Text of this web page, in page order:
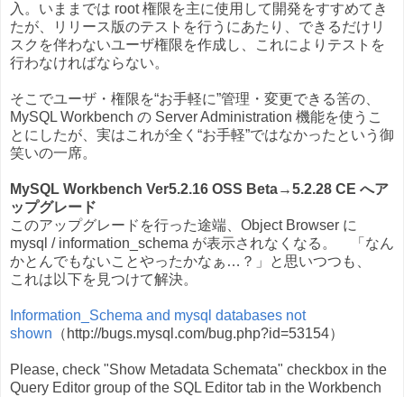
入。いままでは root 権限を主に使用して開発をすすめてき
たが、リリース版のテストを行うにあたり、できるだけリ
スクを伴わないユーザ権限を作成し、これによりテストを
行わなければならない。
そこでユーザ・権限を“お手軽に”管理・変更できる筈の、
MySQL Workbench の Server Administration 機能を使うこ
とにしたが、実はこれが全く“お手軽”ではなかったという御
笑いの一席。
MySQL Workbench Ver5.2.16 OSS Beta→5.2.28 CE へア
ップグレード
このアップグレードを行った途端、Object Browser に
mysql / information_schema が表示されなくなる。 「なん
かとんでもないことやったかなぁ…？」と思いつつも、
これは以下を見つけて解決。
Information_Schema and mysql databases not
shown （http://bugs.mysql.com/bug.php?id=53154）
Please, check "Show Metadata Schemata" checkbox in the
Query Editor group of the SQL Editor tab in the Workbench